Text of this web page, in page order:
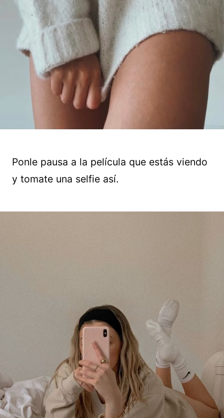
Ponle pausa a la película que estás viendo
y tomate una selfie así.